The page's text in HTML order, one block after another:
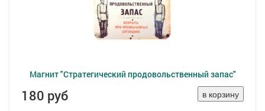
Магнит "Стратегический продовольственный запас"
180 руб